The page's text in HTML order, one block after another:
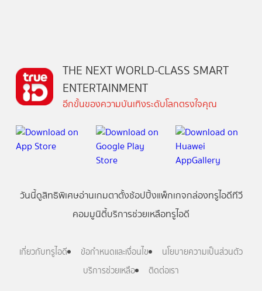
THE NEXT WORLD-CLASS SMART
ENTERTAINMENT
อีกขั้นของความบันเทิงระดับโลกตรงใจคุณ
วันนี้ดูสิทธิพิเศษอ่านเกมตาตั้งช้อปปิ้งแพ็กเกจกล่องทรูไอดีทีวี
คอมมูนิตี้บริการช่วยเหลือทรูไอดี
เกี่ยวกับทรูไอดี ข้อกำหนดและเงื่อนไข
นโยบายความเป็นส่วนตัว
บริการช่วยเหลือ
ติดต่อเรา